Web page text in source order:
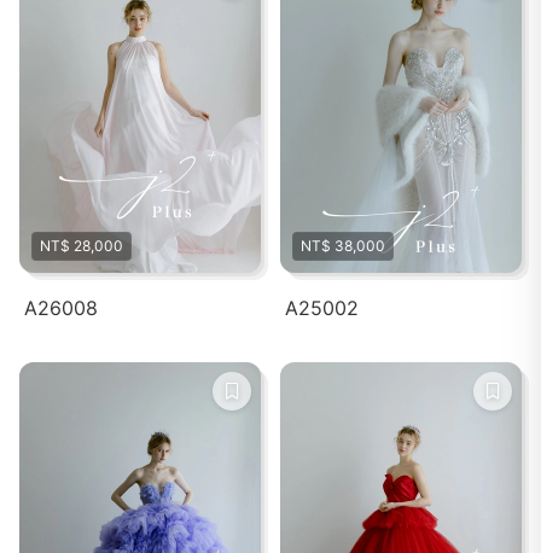
NT$ 28,000
A26008
NT$ 38,000
A25002